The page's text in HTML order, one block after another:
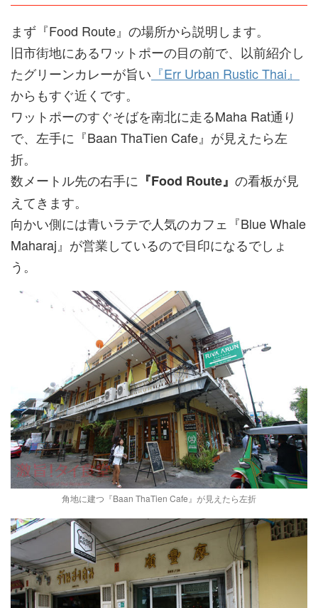
まず『Food Route』の場所から説明します。
旧市街地にあるワットポーの目の前で、以前紹介し
たグリーンカレーが旨い 『Err Urban Rustic Thai』
からもすぐ近くです。
ワットポーのすぐそばを南北に走るMaha Rat通り
で、左手に『Baan ThaTien Cafe』が見えたら左
折。
数メートル先の右手に 『Food Route』 の看板が見
えてきます。
向かい側には青いラテで人気のカフェ『Blue Whale
Maharaj』が営業しているので目印になるでしょ
う。
角地に建つ『Baan ThaTien Cafe』が見えたら左折